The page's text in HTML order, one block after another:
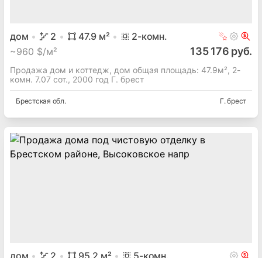
дом 2 47.9 м² 2-комн.
~960 $/м² 135 176 руб.
Продажа дом и коттедж, дом общая площадь: 47.9м², 2-
комн. 7.07 сот., 2000 год Г. брест
Брестская обл. Г. брест